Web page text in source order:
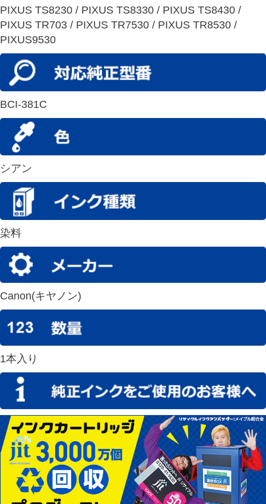
PIXUS TS8230 / PIXUS TS8330 / PIXUS TS8430 /
PIXUS TR703 / PIXUS TR7530 / PIXUS TR8530 /
PIXUS9530
BCI-381C
シアン
染料
Canon(キヤノン)
1本入り